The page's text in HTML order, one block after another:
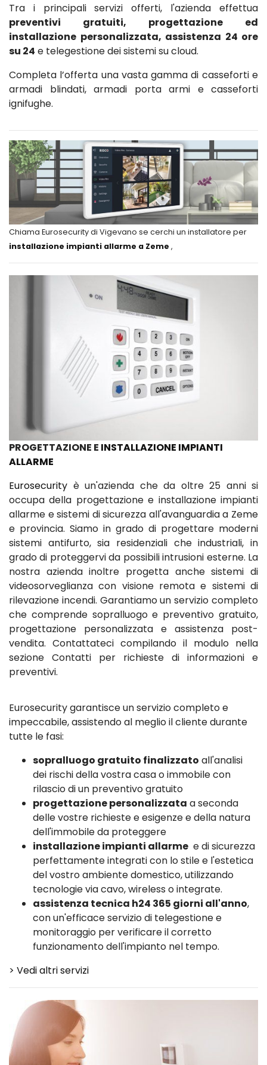
Tra i principali servizi offerti, l'azienda effettua
preventivi gratuiti, progettazione ed
installazione personalizzata, assistenza 24 ore
su 24 e telegestione dei sistemi su cloud.
Completa l’offerta una vasta gamma di casseforti e
armadi blindati, armadi porta armi e casseforti
ignifughe.
Chiama Eurosecurity di Vigevano se cerchi un installatore per
installazione impianti allarme a Zeme ,
PROGETTAZIONE E INSTALLAZIONE IMPIANTI
ALLARME
Eurosecurity è un'azienda che da oltre 25 anni si
occupa della progettazione e installazione impianti
allarme e sistemi di sicurezza all'avanguardia a Zeme
e provincia. Siamo in grado di progettare moderni
sistemi antifurto, sia residenziali che industriali, in
grado di proteggervi da possibili intrusioni esterne. La
nostra azienda inoltre progetta anche sistemi di
videosorveglianza con visione remota e sistemi di
rilevazione incendi. Garantiamo un servizio completo
che comprende sopralluogo e preventivo gratuito,
progettazione personalizzata e assistenza post-
vendita. Contattateci compilando il modulo nella
sezione Contatti per richieste di informazioni e
preventivi.
Eurosecurity garantisce un servizio completo e
impeccabile, assistendo al meglio il cliente durante
tutte le fasi:
sopralluogo gratuito finalizzato all'analisi
dei rischi della vostra casa o immobile con
rilascio di un preventivo gratuito
progettazione personalizzata a seconda
delle vostre richieste e esigenze e della natura
dell'immobile da proteggere
installazione impianti allarme e di sicurezza
perfettamente integrati con lo stile e l'estetica
del vostro ambiente domestico, utilizzando
tecnologie via cavo, wireless o integrate.
assistenza tecnica h24 365 giorni all'anno,
con un'efficace servizio di telegestione e
monitoraggio per verificare il corretto
funzionamento dell'impianto nel tempo.
> Vedi altri servizi